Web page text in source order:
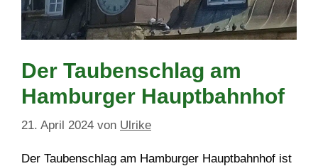
Der Taubenschlag am
Hamburger Hauptbahnhof
21. April 2024 von Ulrike
Der Taubenschlag am Hamburger Hauptbahnhof ist